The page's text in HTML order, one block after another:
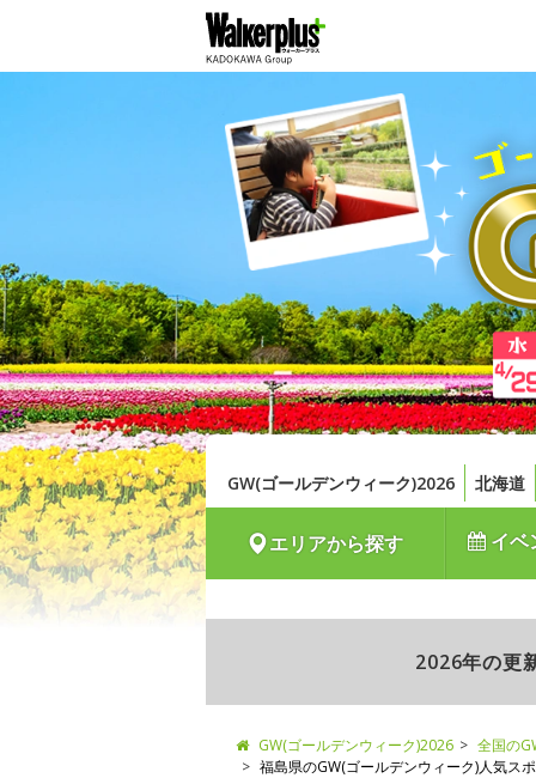
GW(ゴールデンウィーク)2026 北海道
エリアから探す イベ
2026年の更
GW(ゴールデンウィーク)2026 全国の
福島県のGW(ゴールデンウィーク)人気ス